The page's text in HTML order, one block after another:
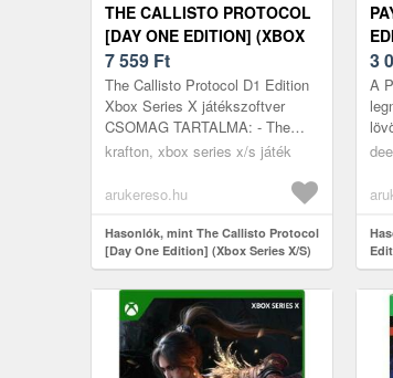
THE CALLISTO PROTOCOL
[DAY ONE EDITION] (XBOX
SERIES X/S)
7 559 Ft
The Callisto Protocol D1 Edition
Xbox Series X játékszoftver
CSOMAG TARTALMA: - The
Callisto Protocol játékszoftver
krafton, xbox series x/s játék
arukereso.hu
Hasonlók, mint The Callisto Protocol
[Day One Edition] (Xbox Series X/S)
X/
3
A